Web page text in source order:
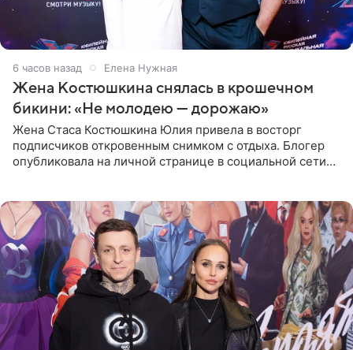
6 часов назад Елена Нужная
Жена Костюшкина снялась в крошечном
бикини: «Не молодею — дорожаю»
Жена Стаса Костюшкина Юлия привела в восторг
подписчиков откровенным снимком с отдыха. Блогер
опубликовала на личной странице в социальной сети